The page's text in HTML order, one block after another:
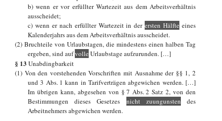
b) wenn er vor erfüllter Wartezeit aus dem Arbeitsverhältnis
ausscheidet;
c) wenn er nach erfüllter Wartezeit in derersten Hälfte eines
Kalenderjahrs aus dem Arbeitsverhältnis ausscheidet.
(2) Bruchteile von Urlaubstagen, die mindestens einen halben Tag
ergeben, sind aufvolle Urlaubstage aufzurunden. […]
§ 13 Unabdingbarkeit
(1) Von den vorstehenden Vorschriften mit Ausnahme der §§ 1, 2
und 3 Abs. 1 kann in Tarifverträgen abgewichen werden. […]
Im übrigen kann, abgesehen von § 7 Abs. 2 Satz 2, von den
Bestimmungen dieses Gesetzes nicht zuungunsten des
Arbeitnehmers abgewichen werden.